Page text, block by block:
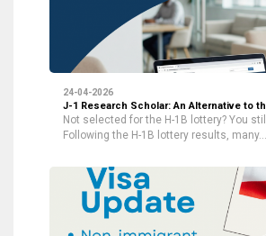
24-04-2026
J-1 Research Scholar: An Alternative to
Not selected for the H-1B lottery? You
Following the H-1B lottery results, many…